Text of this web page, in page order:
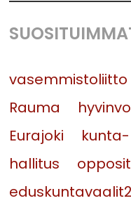
vasemmistoliitto
Rauma
Eurajoki
hallitus